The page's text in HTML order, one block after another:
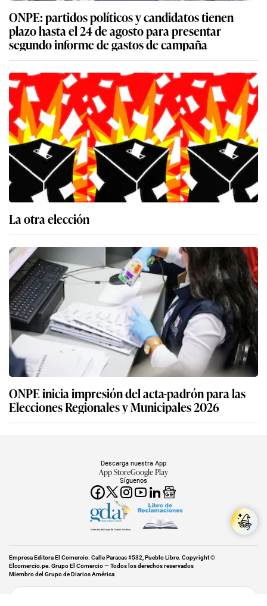
ONPE: partidos políticos y candidatos tienen
plazo hasta el 24 de agosto para presentar
segundo informe de gastos de campaña
La otra elección
ONPE inicia impresión del acta-padrón para las
Elecciones Regionales y Municipales 2026
Síguenos
Descarga nuestra App
App StoreGoogle Play
Miembro del Grupo de Diarios América
Empresa Editora El Comercio. Calle Paracas #532, Pueblo Libre. Copyright ©
Elcomercio.pe. Grupo El Comercio — Todos los derechos reservados
Miembro del Grupo de Diarios América